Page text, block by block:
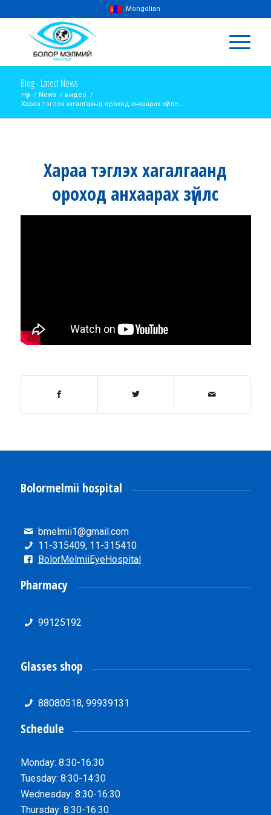
Mongolian
Blog - Latest News
Нүүр / News / видео /
Хараа тэглэх хагалгаанд ороход анхаарах зүйлс...
Хараа тэглэх хагалгаанд
ороход анхаарах зүйлс
Bolormelmii hospital
bmelmii1@gmail.com
11-315409, 11-315410
BolorMelmiiEyeHospital
Pharmacy
99125192
Glasses shop
88080518, 99939131
Schedule
Monday: 8:30-16:30
Tuesday: 8:30-14:30
Wednesday: 8:30-16:30
Thursday: 8:30-16:30